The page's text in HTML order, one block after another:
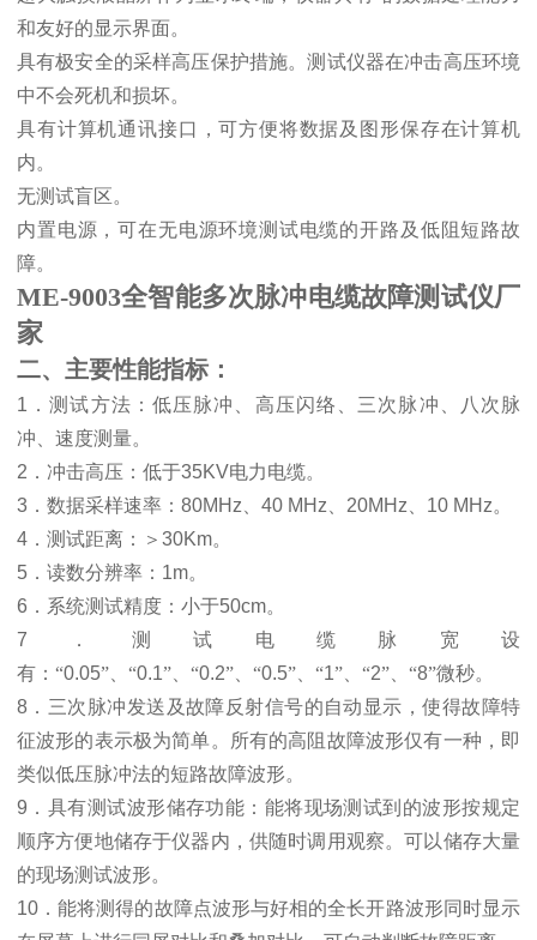
和友好的显示界面。
具有极安全的采样高压保护措施。测试仪器在冲击高压环境
中不会死机和损坏。
具有计算机通讯接口，可方便将数据及图形保存在计算机
内。
无测试盲区。
内置电源，可在无电源环境测试电缆的开路及低阻短路故
障。
ME-9003全智能多次脉冲电缆故障测试仪厂
家
二、主要性能指标：
1 ．测试方法：低压脉冲、高压闪络、三次脉冲、八次脉
冲、速度测量。
2 ．冲击高压：低于35KV电力电缆。
3 ．数据采样速率： 80MHz 40 MHz 20MHz 10 MHz。
4 ．测试距离： ＞ 30Km。
5 ．读数分辨率： 1m。
6 ．系统测试精度：小于50cm。
7 ．测试电缆脉宽设
有：“0.05”、“0.1”、“0.2”、“0.5”、“1”、“2”、“8”微秒。
8 ．三次脉冲发送及故障反射信号的自动显示，使得故障特
征波形的表示极为简单。所有的高阻故障波形仅有一种，即
类似低压脉冲法的短路故障波形。
9 ．具有测试波形储存功能：能将现场测试到的波形按规定
顺序方便地储存于仪器内，供随时调用观察。可以储存大量
的现场测试波形。
10 ．能将测得的故障点波形与好相的全长开路波形同时显示